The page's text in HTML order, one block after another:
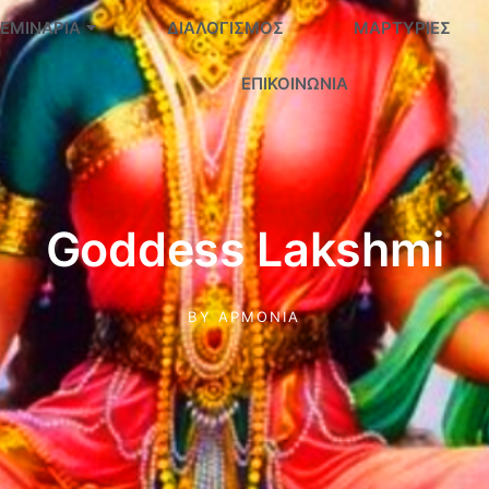
ΔΙΑΛΟΓΙΣΜΌΣ ΜΑΡΤΥΡΊΕΣ
ΕΠΙΚΟΙΝΩΝΊΑ
Goddess Lakshmi
BY ΑΡΜΟΝΊΑ